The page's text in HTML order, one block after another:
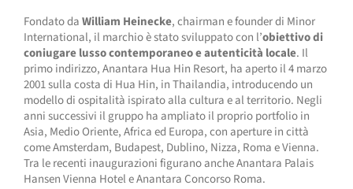
Fondato daWilliam Heinecke, chairman e founder di Minor
International, il marchio è stato sviluppato con l’obiettivo di
coniugare lusso contemporaneo e autenticità locale. Il
primo indirizzo, Anantara Hua Hin Resort, ha aperto il 4 marzo
2001 sulla costa di Hua Hin, in Thailandia, introducendo un
modello di ospitalità ispirato alla cultura e al territorio. Negli
anni successivi il gruppo ha ampliato il proprio portfolio in
Asia, Medio Oriente, Africa ed Europa, con aperture in città
come Amsterdam, Budapest, Dublino, Nizza, Roma e Vienna.
Tra le recenti inaugurazioni figurano anche Anantara Palais
Hansen Vienna Hotel e Anantara Concorso Roma.